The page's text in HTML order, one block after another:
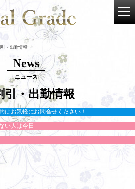
・出勤情報
News
ニュース
引・出勤情報
はお気軽にお問合せください！
い人は今日